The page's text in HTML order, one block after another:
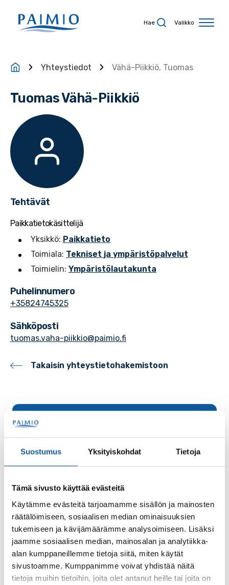
Suostumus Yksityiskohdat Tietoja
Tämä sivusto käyttää evästeitä
Käytämme evästeitä tarjoamamme sisällön ja mainosten
räätälöimiseen, sosiaalisen median ominaisuuksien
tukemiseen ja kävijämäärämme analysoimiseen. Lisäksi
jaamme sosiaalisen median, mainosalan ja analytiikka-
alan kumppaneillemme tietoja siitä, miten käytät
sivustoamme. Kumppanimme voivat yhdistää näitä
tietoja muihin tietoihin, joita olet antanut heille tai joita on
Hae Valikko
Yhteystiedot Vähä-Piikkiö, Tuomas
Tuomas Vähä-Piikkiö
Tehtävät
Paikkatietokäsittelijä
Yksikkö: Paikkatieto
Toimiala: Tekniset ja ympäristöpalvelut
Toimielin: Ympäristölautakunta
Puhelinnumero
+35824745325
Sähköposti
tuomas.vaha-piikkio@paimio.fi
Takaisin yhteystietohakemistoon
Käyntiosoite: Vistantie 18
Postiosoite: PL 50, 21531 PAIMIO
Vaihde: (02) 474 511
Sähköposti:paimio.kaupunki@paimio.fi